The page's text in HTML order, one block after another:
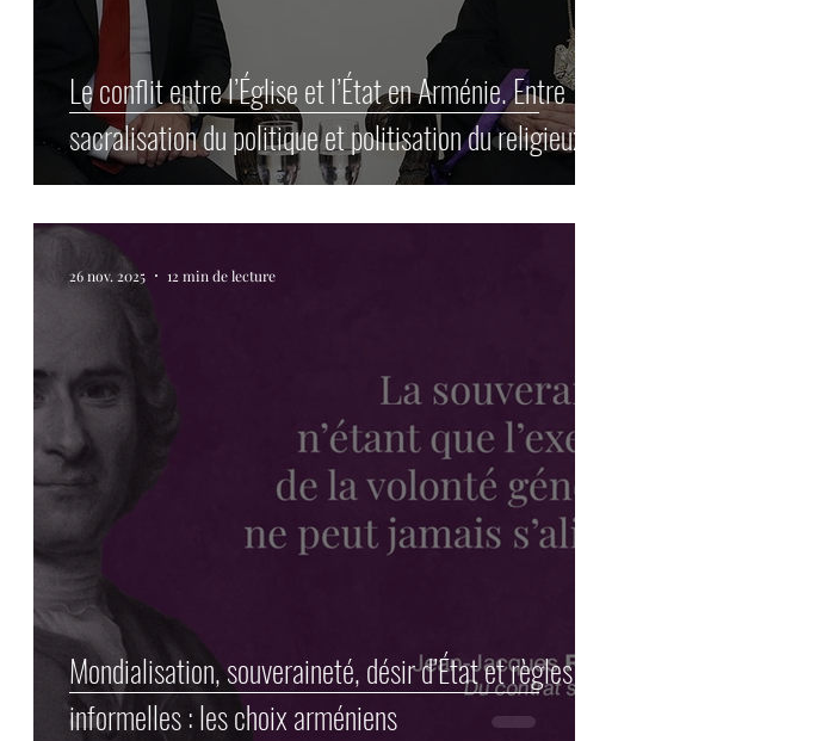
Le conflit entre l’Église et l’État en Arménie. Entre
sacralisation du politique et politisation du religieux
Mondialisation, souveraineté, désir d’État et règles
informelles : les choix arméniens
26 nov. 2025 12 min de lecture